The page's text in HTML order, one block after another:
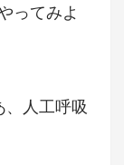
ってみよ
人工呼吸